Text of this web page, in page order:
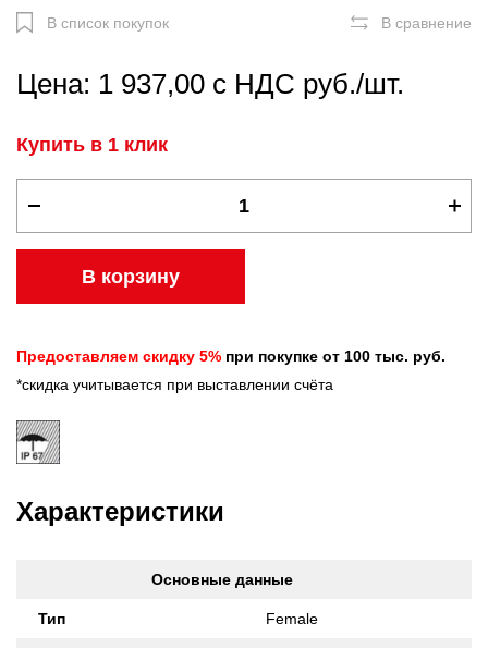
В список покупок В сравнение
Цена: 1 937,00 с НДС руб./шт.
Купить в 1 клик
В корзину
Предоставляем скидку 5% при покупке от 100 тыс. руб.
*скидка учитывается при выставлении счёта
Характеристики
Основные данные
Тип Female